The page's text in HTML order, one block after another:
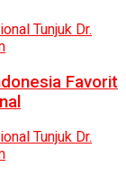
Favorit